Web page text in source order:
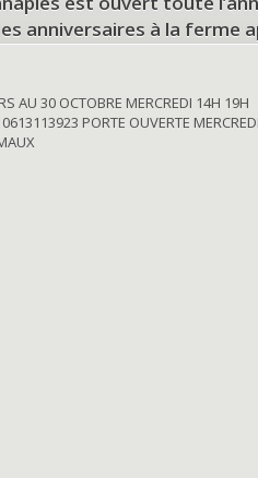
anniversaires à la ferme
AU 30 OCTOBRE MERCREDI 14H 19H
PORTE OUVERTE MERCREDI